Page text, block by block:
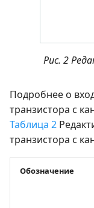
Рис. 2
Подробнее о
транзистора с
Таблица 2
транзистора с
Обозначение